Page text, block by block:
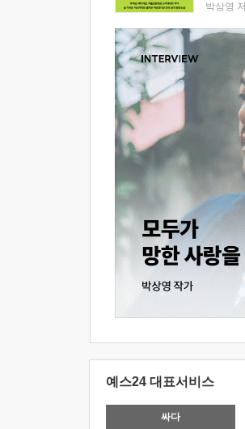
박상영 저
예스24 대표서비스
싸다